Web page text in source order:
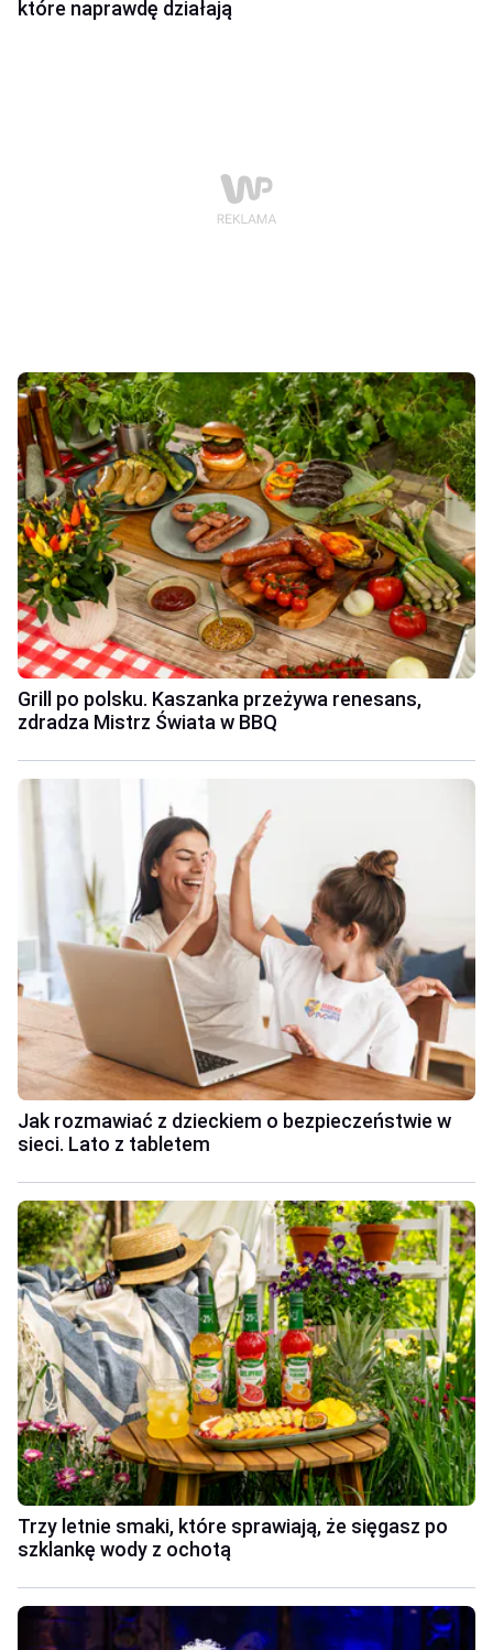
które naprawdę działają
Grill po polsku. Kaszanka przeżywa renesans,
zdradza Mistrz Świata w BBQ
Jak rozmawiać z dzieckiem o bezpieczeństwie w
sieci. Lato z tabletem
Trzy letnie smaki, które sprawiają, że sięgasz po
szklankę wody z ochotą